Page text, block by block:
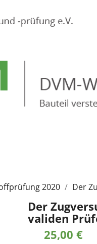
2020 Der
Der
validen
25,00 €